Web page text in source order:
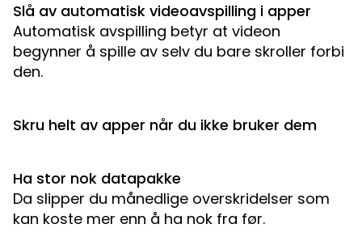
Slå av automatisk videoavspilling i apper
Automatisk avspilling betyr at videon
begynner å spille av selv du bare skroller forbi
den.
Skru helt av apper når du ikke bruker dem
Ha stor nok datapakke
Da slipper du månedlige overskridelser som
kan koste mer enn å ha nok fra før.